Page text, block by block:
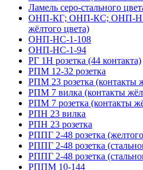
Ламель серо-стального
ОНП-КГ; ОНП-КС; ОНП-
жёлтого цвета)
ОНП-НС-1-108
ОНП-НС-1-94
РГ 1Н розетка (44 контакта)
РПМ 12-32 розетка
РПМ 23 розетка (контакты
РПМ 7 вилка (контакты
РПМ 7 розетка (контакты
РПН 23 вилка
РПН 23 розетка
РППГ 2-48 розетка
РППГ 2-48 розетка
РППГ 2-48 розетка
РППМ 10-144